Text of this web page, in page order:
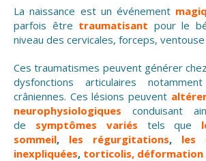
La naissance est un événement
parfois être traumatisant pour le
niveau des cervicales, forceps,
Ces traumatismes peuvent générer
dysfonctions articulaires
crâniennes. Ces lésions peuvent
neurophysiologiques conduisant
de symptômes variés tels que
sommeil, les régurgitations, les
inexpliquées, torticolis,